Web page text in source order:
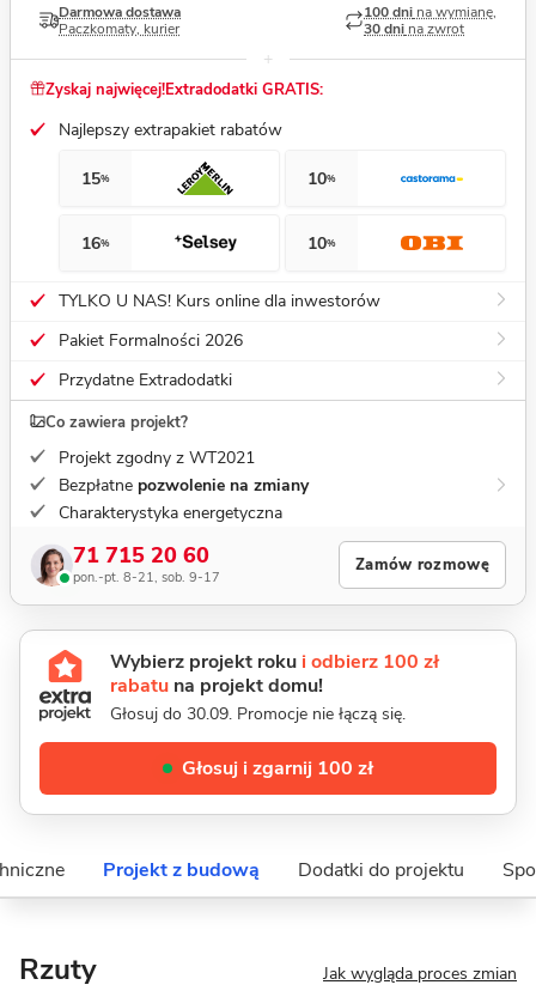
Darmowa dostawa
Paczkomaty, kurier
100 dni na wymianę,
30 dni na zwrot
Zyskaj najwięcej!Extradodatki GRATIS:
Najlepszy extrapakiet rabatów
15% 10%
16% 10%
TYLKO U NAS! Kurs online dla inwestorów
Pakiet Formalności 2026
Przydatne Extradodatki
Co zawiera projekt?
Projekt zgodny z WT2021
Bezpłatne pozwolenie na zmiany
Charakterystyka energetyczna
71 715 20 60
pon.-pt. 8-21, sob. 9-17
Zamów rozmowę
Wybierz projekt roku i odbierz 100 zł
rabatu na projekt domu!
Głosuj do 30.09. Promocje nie łączą się.
Głosuj i zgarnij 100 zł
Projekt z budową Dodatki do projektu
Rzuty Jak wygląda proces zmian